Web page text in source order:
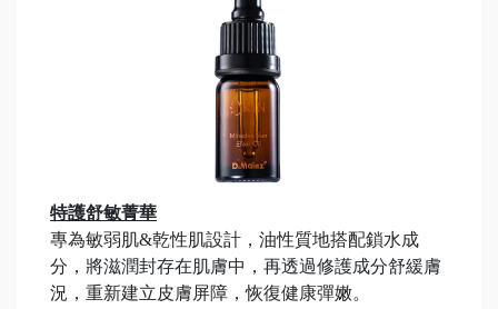
特護舒敏菁華
專為敏弱肌&乾性肌設計，油性質地搭配鎖水成
分，將滋潤封存在肌膚中，再透過修護成分舒緩膚
況，重新建立皮膚屏障，恢復健康彈嫩。